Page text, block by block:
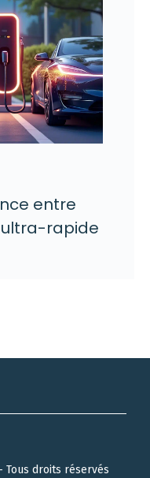
entre
rapide
droits réservés